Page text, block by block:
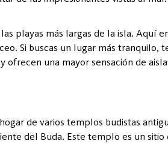
playas más largas de la isla. Aquí
Si buscas un lugar más tranquilo,
ofrecen una mayor sensación de
de varios templos budistas
del Buda. Este templo es un sitio